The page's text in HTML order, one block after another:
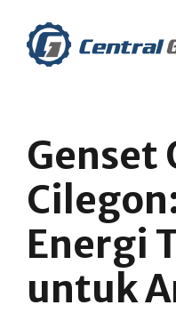
content
Genset
Energi
untuk